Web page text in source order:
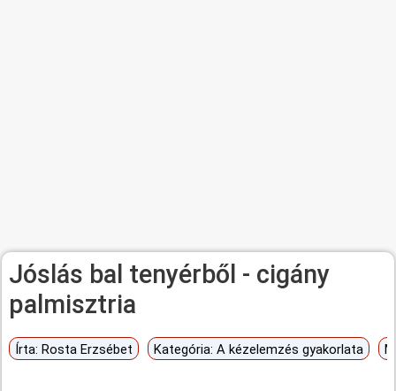
Jóslás bal tenyérből - cigány
palmisztria
Írta: Rosta Erzsébet Kategória: A kézelemzés gyakorlata